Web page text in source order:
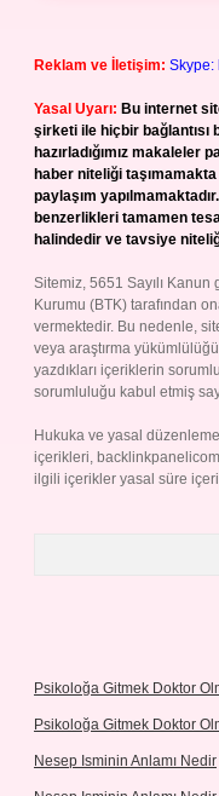
Reklam ve İletişim: Skype:
Yasal Uyarı: Bu internet
şirketi ile hiçbir bağlantısı
hazırladığımız makaleler
haber niteliği
paylaşım
benzerlikleri tamamen
halindedir ve tavsiye
Sitemiz, 5651 Sayılı
Kurumu (BTK) tarafından
vermektedir. Bu nedenle,
veya araştırma
yazdıkları içeriklerin
sorumluluğu kabul etmiş
Hukuka ve yasal
içerikleri,
ilgili içerikler yasal süre
Psikoloğa Gitmek Doktor
Psikoloğa Gitmek Doktor
Nesep Isminin Anlamı Nedir